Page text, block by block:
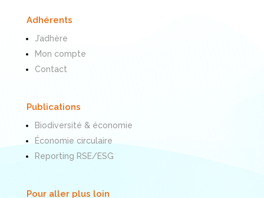
Adhérents
J’adhère
Mon compte
Contact
Publications
Biodiversité & économie
Économie circulaire
Reporting RSE/ESG
Pour aller plus loin